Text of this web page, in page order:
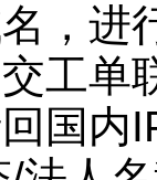
，进
工单
国内